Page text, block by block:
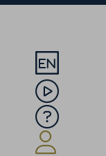
Sprache
Mediathek
Hilfe